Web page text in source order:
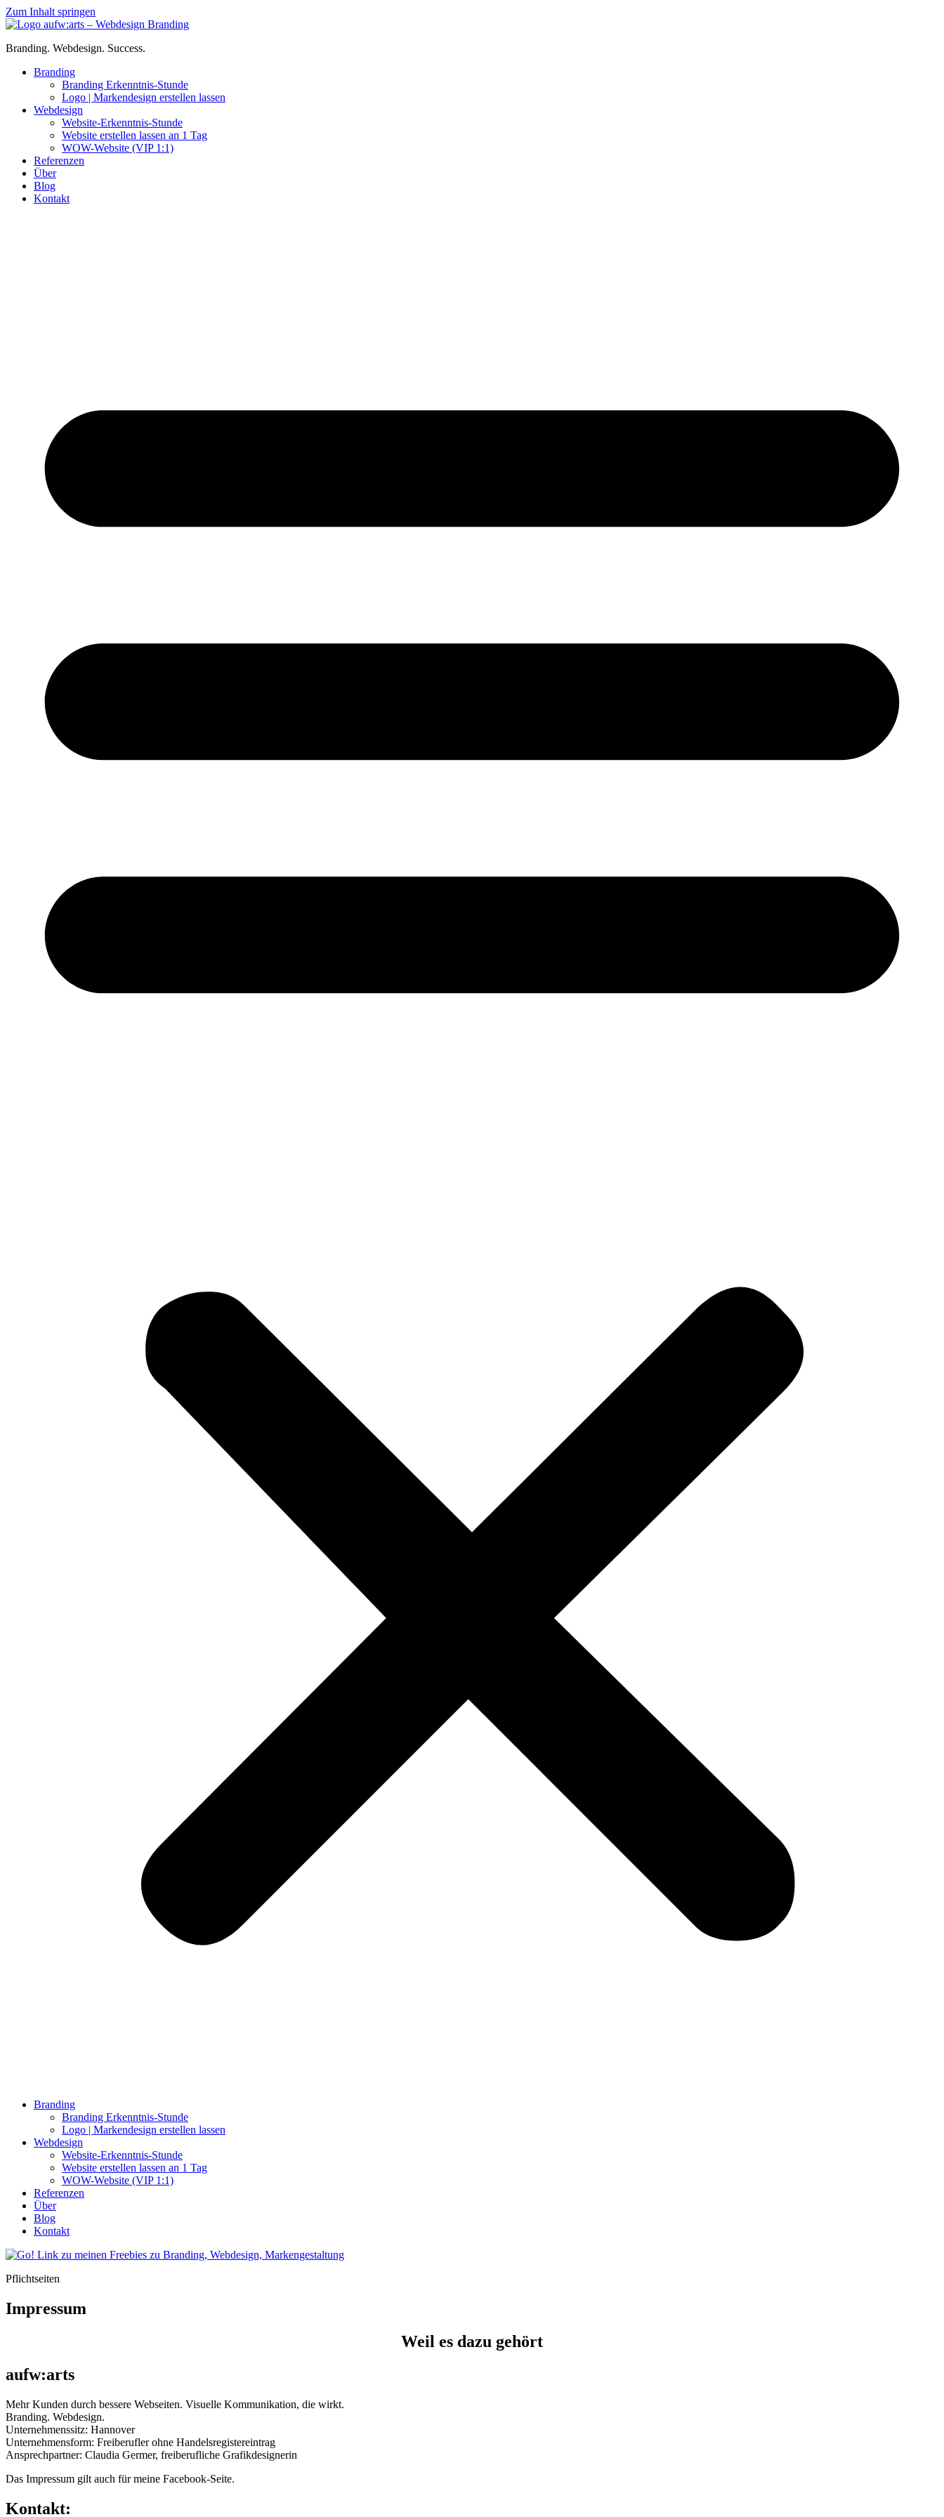
Zum Inhalt springen
Branding. Webdesign. Success.
Branding
Branding Erkenntnis-Stunde
Logo | Markendesign erstellen lassen
Webdesign
Website-Erkenntnis-Stunde
Website erstellen lassen an 1 Tag
WOW-Website (VIP 1:1)
Referenzen
Über
Blog
Kontakt
Branding
Branding Erkenntnis-Stunde
Logo | Markendesign erstellen lassen
Webdesign
Website-Erkenntnis-Stunde
Website erstellen lassen an 1 Tag
WOW-Website (VIP 1:1)
Referenzen
Über
Blog
Kontakt
Pflichtseiten
Impressum
Weil es dazu gehört
aufw:arts
Mehr Kunden durch bessere Webseiten. Visuelle Kommunikation, die wirkt.
Branding. Webdesign.
Unternehmenssitz: Hannover
Unternehmensform: Freiberufler ohne Handelsregistereintrag
Ansprechpartner: Claudia Germer, freiberufliche Grafikdesignerin
Das Impressum gilt auch für meine Facebook-Seite.
Kontakt: